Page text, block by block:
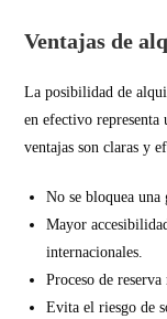
Ventajas de
La posibilidad de
en efectivo
ventajas son claras y
No se bloquea
Mayor
internacionales.
Proceso de
Evita el riesgo de